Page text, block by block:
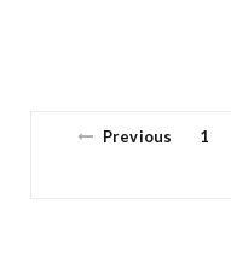
Previous 1